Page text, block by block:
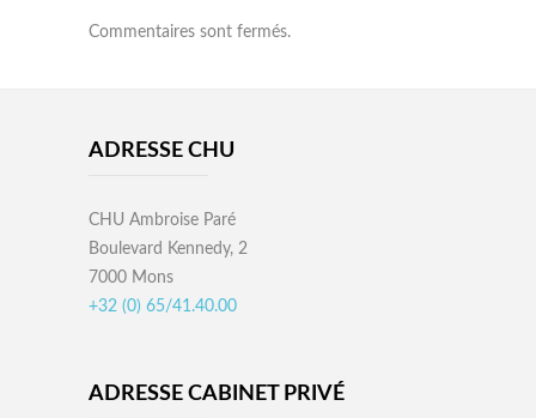
Commentaires sont fermés.
ADRESSE CHU
CHU Ambroise Paré
Boulevard Kennedy, 2
7000 Mons
+32 (0) 65/41.40.00
ADRESSE CABINET PRIVÉ